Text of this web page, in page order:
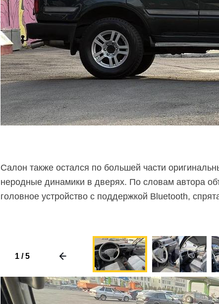
Салон также остался по большей части
неродные динамики в дверях. По словам автора
головное устройство с поддержкой Bluetooth,
1/5